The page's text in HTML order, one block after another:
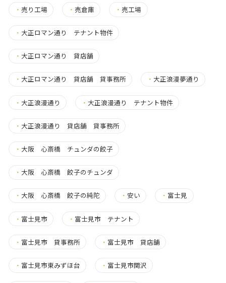
・ 売り工場 ・ 売倉庫 ・ 売工場
・ 大正ロマン通り テナント物件
・ 大正ロマン通り 貸店舗
・ 大正ロマン通り 貸店舗 貸事務所 ・ 大正浪漫夢通り
・ 大正浪漫通り ・ 大正浪漫通り テナント物件
・ 大正浪漫通り 貸店舗 貸事務所
・ 大阪 心斎橋 チュンダの餃子
・ 大阪 心斎橋 餃子のチュンダ
・ 大阪 心斎橋 餃子の純陀 ・安い ・ 富士見
・ 富士見市 ・ 富士見市 テナント
・ 富士見市 貸事務所 ・ 富士見市 貸店舗
・ 富士見市東みずほ台 ・ 富士見市関沢